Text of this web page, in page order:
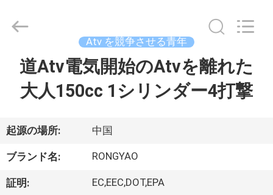
ロ
ダ
ク
Shanghai
Rongyao
Reserved.
Atv を競争させる青年
道Atv電気開始のAtvを離れた
大人150cc 1シリンダー4打撃
起源の場所: 中国
ブランド名: RONGYAO
証明: EC,EEC,DOT,EPA